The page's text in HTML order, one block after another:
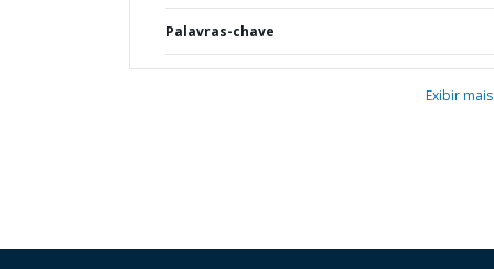
Palavras-chave
Exibir mais